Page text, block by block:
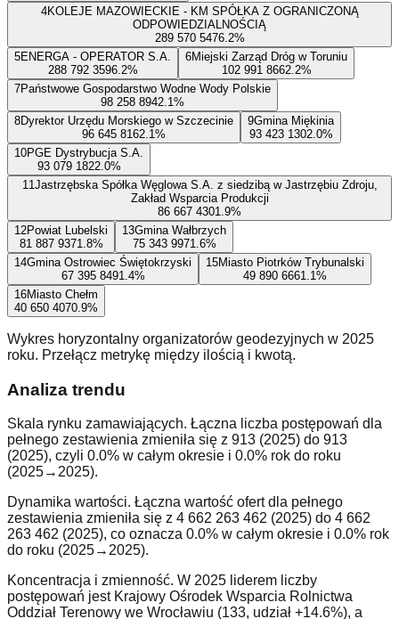
4KOLEJE MAZOWIECKIE - KM SPÓŁKA Z OGRANICZONĄ
ODPOWIEDZIALNOŚCIĄ
289 570 5476.2%
5ENERGA - OPERATOR S.A.
288 792 3596.2%
6Miejski Zarząd Dróg w Toruniu
102 991 8662.2%
7Państwowe Gospodarstwo Wodne Wody Polskie
98 258 8942.1 %
8Dyrektor Urzędu Morskiego w Szczecinie
96 645 8162.1 %
9Gmina Miękinia
93 423 1302.0%
10PGE Dystrybucja S.A.
93 079 1822.0%
11 Jastrzębska Spółka Węglowa S.A. z siedzibą w Jastrzębiu Zdroju,
Zakład Wsparcia Produkcji
86 667 4301.9%
12Powiat Lubelski
81 887 9371.8%
13Gmina Wałbrzych
75 343 9971.6%
14Gmina Ostrowiec Świętokrzyski
67 395 8491.4%
15Miasto Piotrków Trybunalski
49 890 6661.1 %
16Miasto Chełm
40 650 4070.9%
Wykres horyzontalny organizatorów geodezyjnych w 2025
roku. Przełącz metrykę między ilością i kwotą.
Analiza trendu
Skala rynku zamawiających. Łączna liczba postępowań dla
pełnego zestawienia zmieniła się z 913 (2025) do 913
(2025), czyli 0.0% w całym okresie i 0.0% rok do roku
(2025→2025).
Dynamika wartości. Łączna wartość ofert dla pełnego
zestawienia zmieniła się z 4 662 263 462 (2025) do 4 662
263 462 (2025), co oznacza 0.0% w całym okresie i 0.0% rok
do roku (2025→2025).
Koncentracja i zmienność. W 2025 liderem liczby
postępowań jest Krajowy Ośrodek Wsparcia Rolnictwa
Oddział Terenowy we Wrocławiu (133, udział +14.6%), a